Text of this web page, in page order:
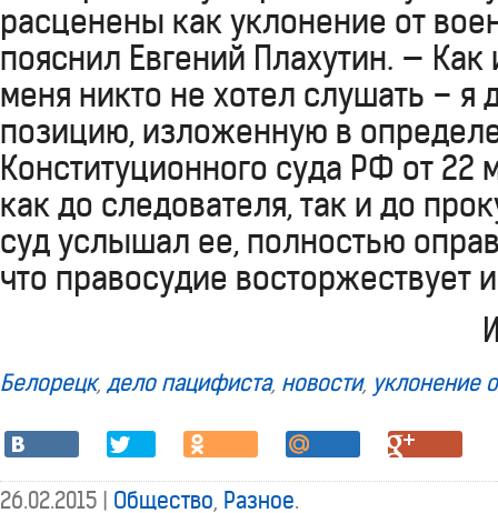
расценены как уклонение от
пояснил Евгений Плахутин. —
меня никто не хотел слушать – я
позицию, изложенную в
Конституционного суда РФ от 22
как до следователя, так и до
суд услышал ее, полностью
что правосудие восторжествует
Белорецк, дело пацифиста, новости, уклонение
26.02.2015 | Общество, Разное.